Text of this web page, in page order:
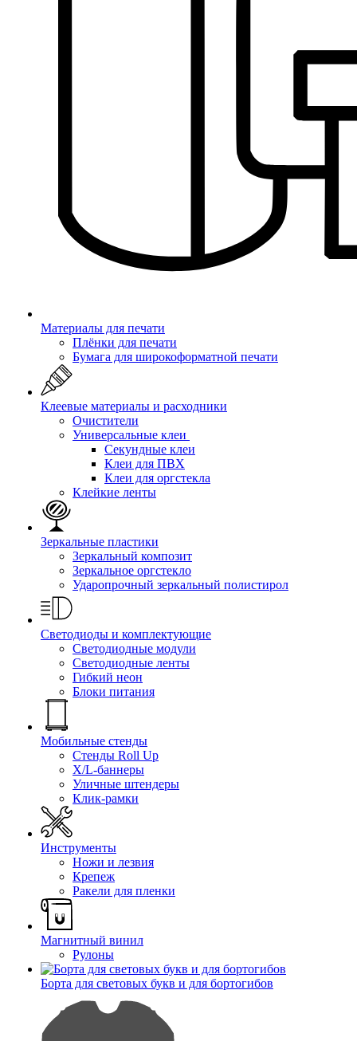
Материалы для печати
Плёнки для печати
Бумага для широкоформатной печати
Клеевые материалы и расходники
Очистители
Универсальные клеи
Секундные клеи
Клеи для ПВХ
Клеи для оргстекла
Клейкие ленты
Зеркальные пластики
Зеркальный композит
Зеркальное оргстекло
Ударопрочный зеркальный полистирол
Светодиоды и комплектующие
Светодиодные модули
Светодиодные ленты
Гибкий неон
Блоки питания
Мобильные стенды
Стенды Roll Up
X/L-баннеры
Уличные штендеры
Клик-рамки
Инструменты
Ножи и лезвия
Крепеж
Ракели для пленки
Магнитный винил
Рулоны
Борта для световых букв и для бортогибов